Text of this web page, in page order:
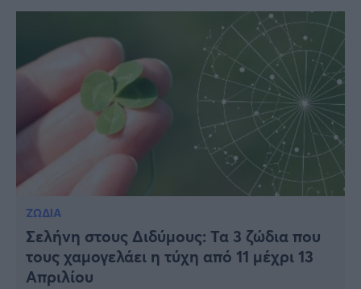
ΖΩΔΙΑ
Σελήνη στους Διδύμους: Τα 3 ζώδια που
τους χαμογελάει η τύχη από 11 μέχρι 13
Απριλίου